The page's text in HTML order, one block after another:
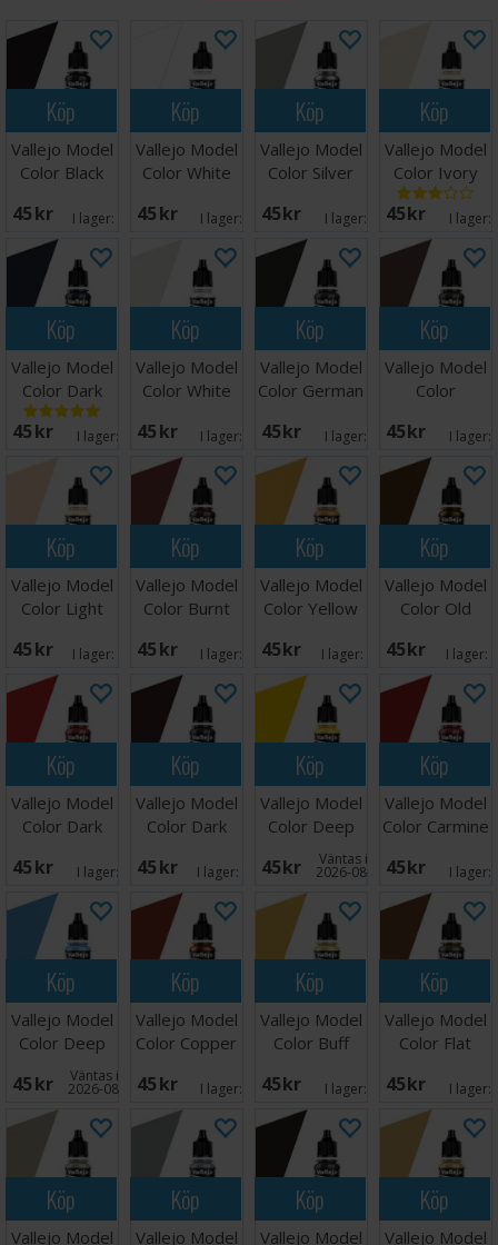
Köp
Vallejo Model
Color Black
45 SEK I lager:
Köp
Vallejo Model
Color White
45 SEK I lager:
Köp
Vallejo Model
Color Silver
45 SEK I lager:
Köp
Vallejo Model
Color Ivory
45 SEK I lager:
Köp
Vallejo Model
Color Dark
Sea Blue 17ml
45 SEK I lager:
Köp
Vallejo Model
Color White
45 SEK I lager:
Köp
Vallejo Model
Color German
45 SEK I lager:
Köp
Vallejo Model
Color
Brown
45 SEK I lager:
Köp
Vallejo Model
Color Light
45 SEK I lager:
Köp
Vallejo Model
Color Burnt
45 SEK I lager:
Köp
Vallejo Model
Color Yellow
45 SEK I lager:
Köp
Vallejo Model
Color Old
45 SEK I lager:
Köp
Vallejo Model
Color Dark
17ml
45 SEK I lager:
Köp
Vallejo Model
Color Dark
45 SEK I lager:
Köp
Vallejo Model
Color Deep
Yellow 17ml
45 SEK Väntas in:
2026-08-27
Köp
Vallejo Model
Color Carmine
45 SEK I lager:
Köp
Vallejo Model
Color Deep
Sky Blue 17ml
45 SEK Väntas in:
2026-08-27
Köp
Vallejo Model
Color Copper
45 SEK I lager:
Köp
Vallejo Model
Color Buff
45 SEK I lager:
Köp
Vallejo Model
Color Flat
45 SEK I lager:
Köp
Vallejo Model
Köp
Vallejo Model
Köp
Vallejo Model
Köp
Vallejo Model